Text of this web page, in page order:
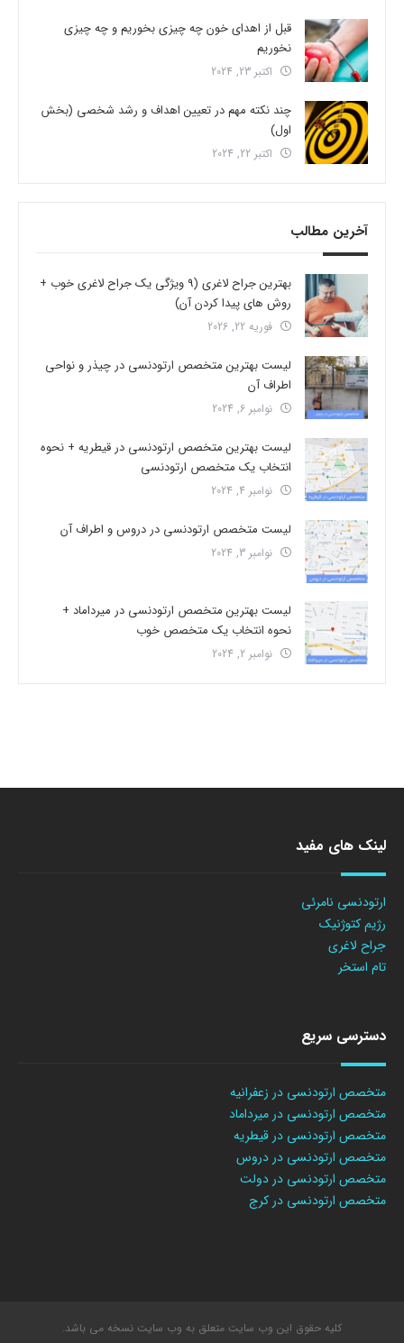
قبل از اهدای خون چه چیزی بخوریم و چه چیزی
نخوریم
اکتبر 23, 2024
چند نکته مهم در تعیین اهداف و رشد شخصی (بخش
اول)
اکتبر 22, 2024
آخرین مطالب
بهترین جراح لاغری (9 ویژگی یک جراح لاغری خوب +
روش های پیدا کردن آن)
فوریه 22, 2026
لیست بهترین متخصص ارتودنسی در چیذر و نواحی
اطراف آن
نوامبر 6, 2024
لیست بهترین متخصص ارتودنسی در قیطریه + نحوه
انتخاب یک متخصص ارتودنسی
نوامبر 4, 2024
لیست متخصص ارتودنسی در دروس و اطراف آن
نوامبر 3, 2024
لیست بهترین متخصص ارتودنسی در میرداماد +
نحوه انتخاب یک متخصص خوب
نوامبر 2, 2024
لینک های مفید
ارتودنسی نامرئی
رژیم کتوژنیک
جراح لاغری
تام استخر
دسترسی سریع
متخصص ارتودنسی در زعفرانیه
متخصص ارتودنسی در میرداماد
متخصص ارتودنسی در قیطریه
متخصص ارتودنسی در دروس
متخصص ارتودنسی در دولت
متخصص ارتودنسی در کرج
کلیه حقوق این وب سایت متعلق به وب سایت نسخه می باشد.